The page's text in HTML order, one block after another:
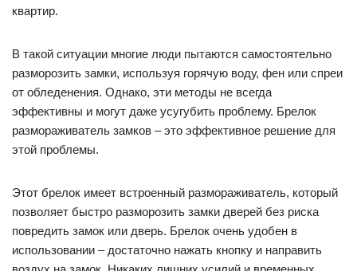
квартир.
В такой ситуации многие люди пытаются самостоятельно
разморозить замки, используя горячую воду, фен или спреи
от обледенения. Однако, эти методы не всегда
эффективны и могут даже усугубить проблему. Брелок
размораживатель замков – это эффективное решение для
этой проблемы.
Этот брелок имеет встроенный размораживатель, который
позволяет быстро разморозить замки дверей без риска
повредить замок или дверь. Брелок очень удобен в
использовании – достаточно нажать кнопку и направить